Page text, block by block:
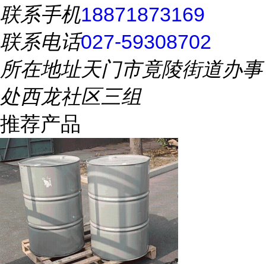
联系手机18871873169
联系电话027-59308702
所在地址天门市竟陵街道办事
处西龙社区三组
推荐产品